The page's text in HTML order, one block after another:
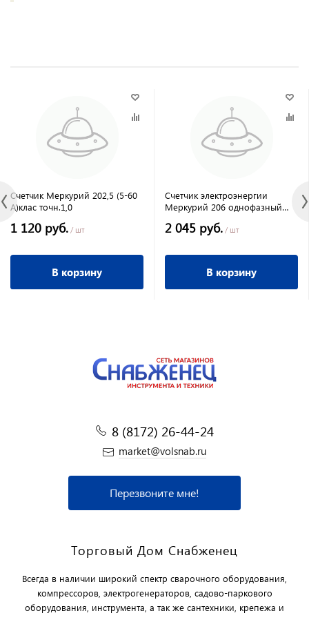
Счетчик Меркурий 202,5 (5-60
А)клас точн.1,0
1 120 руб. / шт
В корзину
Счетчик электроэнергии
Меркурий 206 однофазный
1/2, ЖКИ, оптопорт
2 045 руб. / шт
В корзину
8 (8172) 26-44-24
market@volsnab.ru
Перезвоните мне!
Торговый Дом Снабженец
Всегда в наличии широкий спектр сварочного оборудования,
компрессоров, электрогенераторов, садово-паркового
оборудования, инструмента, а так же сантехники, крепежа и